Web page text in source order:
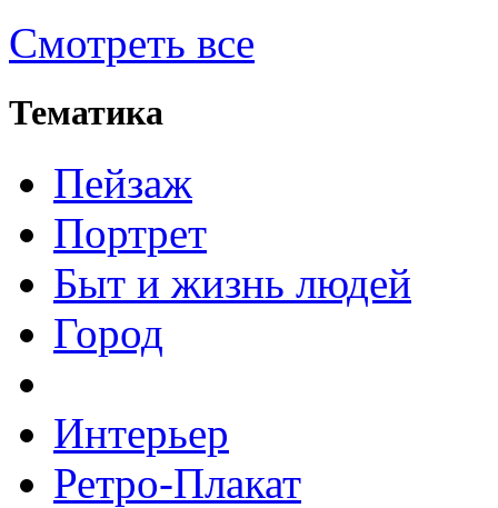
Смотреть все
Тематика
Пейзаж
Портрет
Быт и жизнь людей
Город
Интерьер
Ретро-Плакат